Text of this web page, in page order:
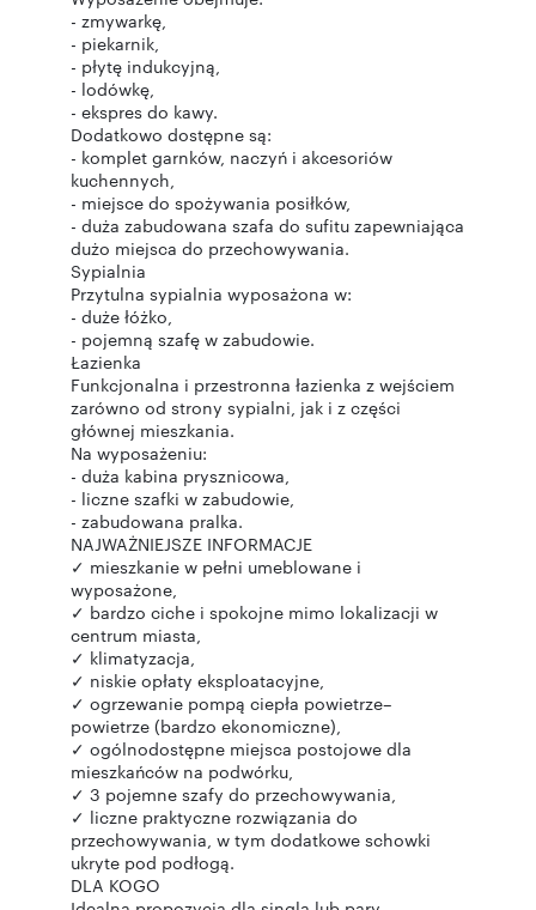
- zmywarkę,
- piekarnik,
- płytę indukcyjną,
- lodówkę,
- ekspres do kawy.
Dodatkowo dostępne są:
- komplet garnków, naczyń i akcesoriów
kuchennych,
- miejsce do spożywania posiłków,
- duża zabudowana szafa do sufitu zapewniająca
dużo miejsca do przechowywania.
Sypialnia
Przytulna sypialnia wyposażona w:
- duże łóżko,
- pojemną szafę w zabudowie.
Łazienka
Funkcjonalna i przestronna łazienka z wejściem
zarówno od strony sypialni, jak i z części
głównej mieszkania.
Na wyposażeniu:
- duża kabina prysznicowa,
- liczne szafki w zabudowie,
- zabudowana pralka.
NAJWAŻNIEJSZE INFORMACJE
✓ mieszkanie w pełni umeblowane i
wyposażone,
✓ bardzo ciche i spokojne mimo lokalizacji w
centrum miasta,
✓ klimatyzacja,
✓ niskie opłaty eksploatacyjne,
✓ ogrzewanie pompą ciepła powietrze–
powietrze (bardzo ekonomiczne),
✓ ogólnodostępne miejsca postojowe dla
mieszkańców na podwórku,
✓ 3 pojemne szafy do przechowywania,
✓ liczne praktyczne rozwiązania do
przechowywania, w tym dodatkowe schowki
ukryte pod podłogą.
DLA KOGO